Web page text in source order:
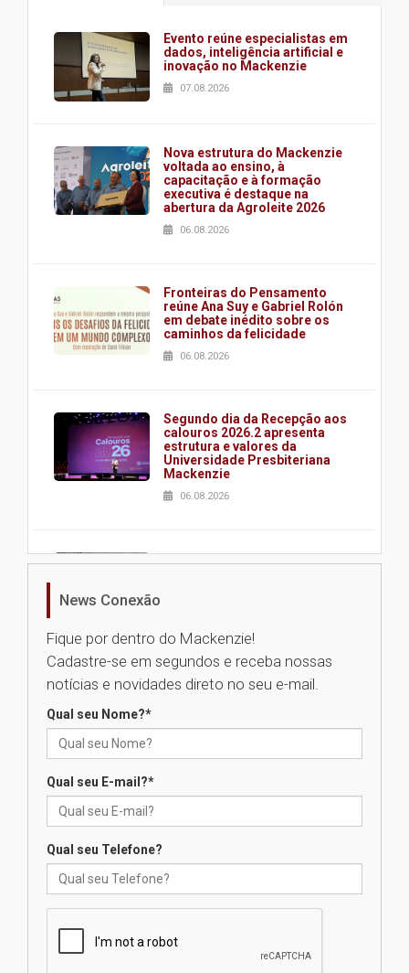
Evento reúne especialistas em
dados, inteligência artificial e
inovação no Mackenzie
07.08.2026
Nova estrutura do Mackenzie
voltada ao ensino, à
capacitação e à formação
executiva é destaque na
abertura da Agroleite 2026
06.08.2026
Fronteiras do Pensamento
reúne Ana Suy e Gabriel Rolón
em debate inédito sobre os
caminhos da felicidade
06.08.2026
Segundo dia da Recepção aos
calouros 2026.2 apresenta
estrutura e valores da
Universidade Presbiteriana
Mackenzie
06.08.2026
Nova apresentação do Centro
Universidade Mackenzie
realizará nova edição da Feira
das novas tecnologias em
calouros do segundo semestre
04.08.2026
News Conexão
Fique por dentro do Mackenzie!
Cadastre-se em segundos e receba nossas
notícias e novidades direto no seu e-mail.
Qual seu Nome?*
Qual seu E-mail?*
Qual seu Telefone?